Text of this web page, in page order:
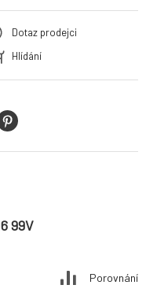
Dotaz prodejci
Hlídání
99V
Porovnání